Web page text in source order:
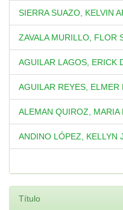
SIERRA SUAZO, KELVIN
ZAVALA MURILLO, FLOR
AGUILAR LAGOS, ERICK
AGUILAR REYES, ELMER
ALEMAN QUIROZ, MARIA
ANDINO LÓPEZ, KELLYN
Título